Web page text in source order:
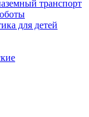
транспорт
для детей